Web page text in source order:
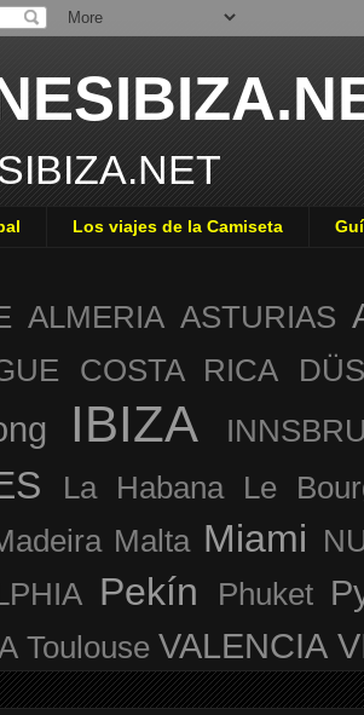
Los viajes de la Camiseta
ALMERIA ASTURIAS
COSTA RICA
IBIZA
La Habana Le
Malta Miami
Pekín Phuket
Toulouse VALENCIA